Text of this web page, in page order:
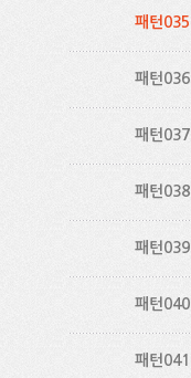
패턴035
패턴036
패턴037
패턴038
패턴039
패턴040
패턴041